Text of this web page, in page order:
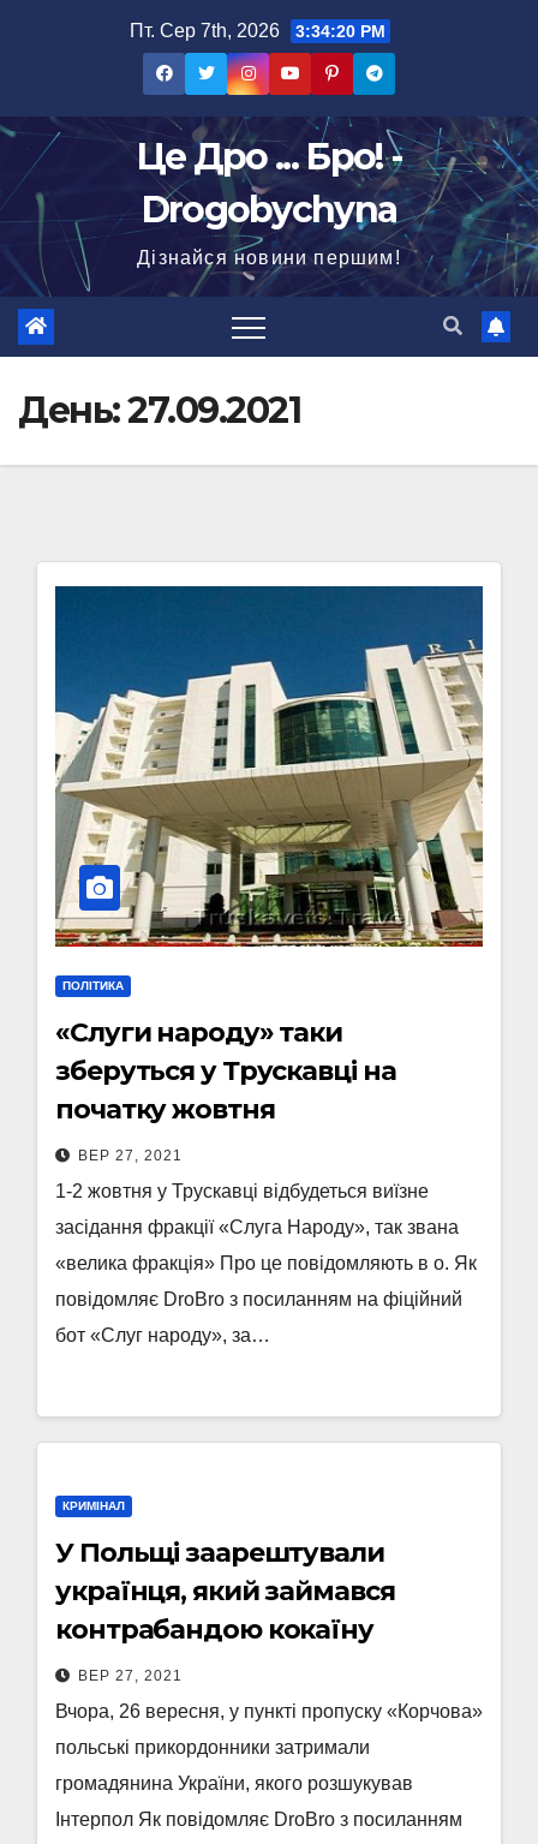
Пт. Сер 7th, 2026 3:34:21 PM
Це Дро ... Бро! -
Drogobychyna
Дізнайся новини першим!
День:27.09.2021
ПОЛІТИКА
«Слуги народу» таки
зберуться у Трускавці на
початку жовтня
ВЕР 27, 2021
1-2 жовтня у Трускавці відбудеться виїзне
засідання фракції «Слуга Народу», так звана
«велика фракція» Про це повідомляють в о. Як
повідомляє DroBro з посиланням на фіційний
бот «Слуг народу», за…
КРИМІНАЛ
У Польщі заарештували
українця, який займався
контрабандою кокаїну
ВЕР 27, 2021
Вчора, 26 вересня, у пункті пропуску «Корчова»
польські прикордонники затримали
громадянина України, якого розшукував
Інтерпол Як повідомляє DroBro з посиланням